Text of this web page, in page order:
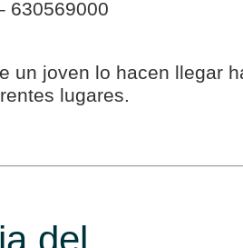
630569000
un joven lo hacen llegar
lugares.
del